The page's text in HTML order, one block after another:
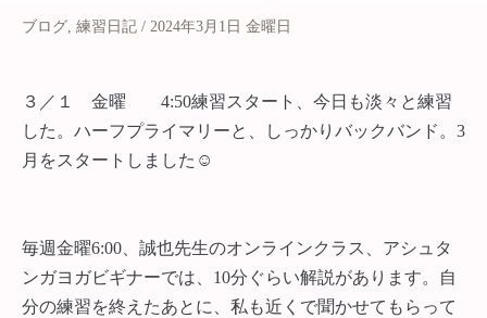
ブログ, 練習日記 2024年3月1日 金曜日
３／１ 金曜 4:50練習スタート、今日も淡々と練習
した。ハーフプライマリーと、しっかりバックバンド。3
月をスタートしました☺︎
毎週金曜6:00、誠也先生のオンラインクラス、アシュタ
ンガヨガビギナーでは、10分ぐらい解説があります。自
分の練習を終えたあとに、私も近くで聞かせてもらって